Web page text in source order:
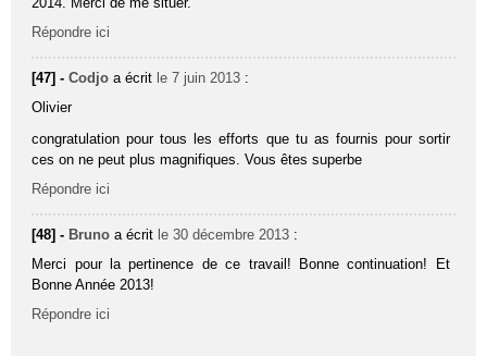
Répondre ici
[47] -Codjo a écrit le 7 juin 2013 :
Olivier
congratulation pour tous les efforts que tu as fournis pour sortir
ces on ne peut plus magnifiques. Vous êtes superbe
Répondre ici
[48] - Bruno a écrit le 30 décembre 2013 :
Merci pour la pertinence de ce travail! Bonne continuation! Et
Bonne Année 2013!
Répondre ici